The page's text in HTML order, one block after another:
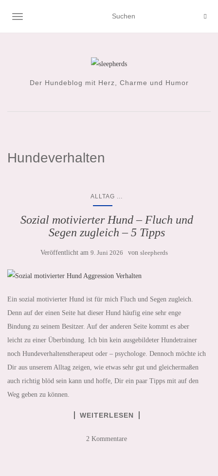
NAVIGATION UMSCHALTEN
Der Hundeblog mit Herz, Charme und Humor
Hundeverhalten
ALLTAG
Sozial motivierter Hund – Fluch und
Segen zugleich – 5 Tipps
Veröffentlicht am 9. Juni 2026 von sleepherds
Ein sozial motivierter Hund ist für mich Fluch und Segen zugleich.
Denn auf der einen Seite hat dieser Hund häufig eine sehr enge
Bindung zu seinem Besitzer. Auf der anderen Seite kommt es aber
leicht zu einer Überbindung. Ich bin kein ausgebildeter Hundetrainer
noch Hundeverhaltenstherapeut oder – psychologe. Dennoch möchte ich
Dir aus unserem Alltag zeigen, wie etwas sehr gut und gleichermaßen
auch richtig blöd sein kann und hoffe, Dir ein paar Tipps mit auf den
Weg geben zu können.
WEITERLESEN
2 Kommentare